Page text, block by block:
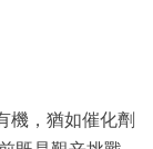
機，猶如催化劑